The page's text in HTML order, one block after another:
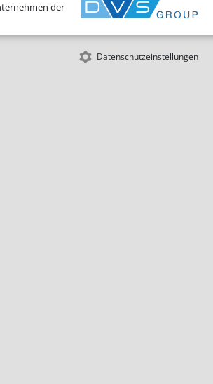
der
Datenschutzeinstellungen